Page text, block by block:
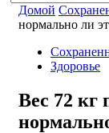
Домой
нормально ли
Здоровье
Вес 72 кг